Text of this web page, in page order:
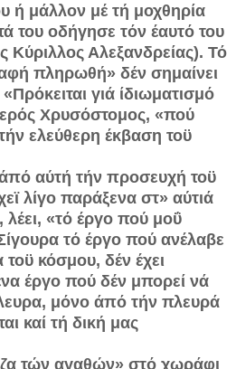
ή μάλλον μέ τή μοχθηρία
του οδήγησε τόν έαυτό του
Κύριλλος Αλεξανδρείας). Τό
πληρωθή» δέν σημαίνει
γιά ίδιωματισμό
Χρυσόστομος, «πού
τήν ελεύθερη έκβαση τοϋ
αύτή τήν προσευχή τοϋ
λίγο παράξενα στ» αύτιά
«τό έργο πού μοΰ
τό έργο πού ανέλαβε
κόσμου, δέν έχει
έργο πού δέν μπορεί νά
μόνο άπό τήν πλευρά
καί τή δική μας
τών αγαθών» στό χωράφι